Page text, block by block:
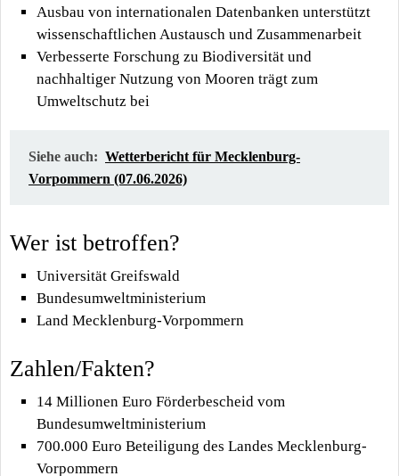
Ausbau von internationalen Datenbanken unterstützt
wissenschaftlichen Austausch und Zusammenarbeit
Verbesserte Forschung zu Biodiversität und
nachhaltiger Nutzung von Mooren trägt zum
Umweltschutz bei
Siehe auch: Wetterbericht für Mecklenburg-
Vorpommern (07.06.2026)
Wer ist betroffen?
Universität Greifswald
Bundesumweltministerium
Land Mecklenburg-Vorpommern
Zahlen/Fakten?
14 Millionen Euro Förderbescheid vom
Bundesumweltministerium
700.000 Euro Beteiligung des Landes Mecklenburg-
Vorpommern